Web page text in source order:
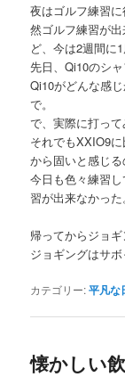
夜はゴルフ練習
然ゴルフ練習が
ど、今は2週間に
先日、Qi10のシ
Qi10がどんな感
で。
で、実際に打って
それでもXXIO9
から固いと感じる
今日も色々練習
習が出来なかった。
帰ってからジョ
ジョギングはサボ
カテゴリー:平凡な
懐かしい